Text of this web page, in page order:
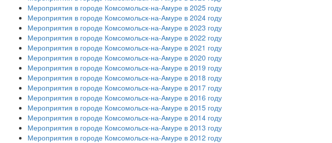
Мероприятия в городе Комсомольск-на-Амуре в 2025 году
Мероприятия в городе Комсомольск-на-Амуре в 2024 году
Мероприятия в городе Комсомольск-на-Амуре в 2023 году
Мероприятия в городе Комсомольск-на-Амуре в 2022 году
Мероприятия в городе Комсомольск-на-Амуре в 2021 году
Мероприятия в городе Комсомольск-на-Амуре в 2020 году
Мероприятия в городе Комсомольск-на-Амуре в 2019 году
Мероприятия в городе Комсомольск-на-Амуре в 2018 году
Мероприятия в городе Комсомольск-на-Амуре в 2017 году
Мероприятия в городе Комсомольск-на-Амуре в 2016 году
Мероприятия в городе Комсомольск-на-Амуре в 2015 году
Мероприятия в городе Комсомольск-на-Амуре в 2014 году
Мероприятия в городе Комсомольск-на-Амуре в 2013 году
Мероприятия в городе Комсомольск-на-Амуре в 2012 году